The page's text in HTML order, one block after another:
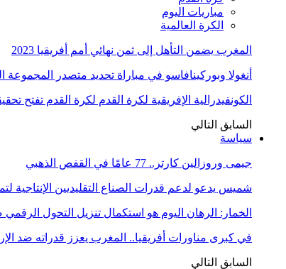
مباريات اليوم
الكرة العالمية
المغرب يضمن التأهل إلى ثمن نهائي أمم أفريقيا 2023
أنغولا وبوركينافاسو في مباراة تحديد متصدر المجموعة
الكونفيدرالية الإفريقية لكرة القدم لكرة القدم تفتح
السابق التالي
سياسة
جيمى وروزالين كارتر.. 77 عامًا في القفص الذهبي
شميس يدعو لدعم قدرات الصناع التقليديين الإنتاجية
الخمار: الرهان اليوم هو استكمال تنزيل التحول
في كبرى مناورات أفريقيا.. المغرب يعزز قدراته ضد
السابق التالي